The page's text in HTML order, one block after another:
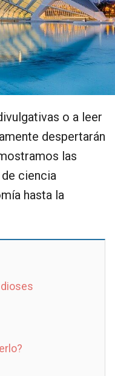
o a leer
despertarán
las
ciencia
hasta la